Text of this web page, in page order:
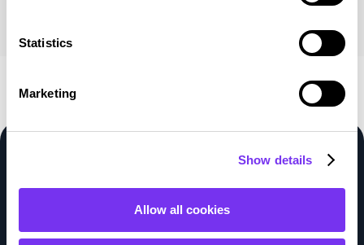
Statistics
Marketing
Show details
Allow all cookies
Täytä tietosi, niin otamme yhteyttä